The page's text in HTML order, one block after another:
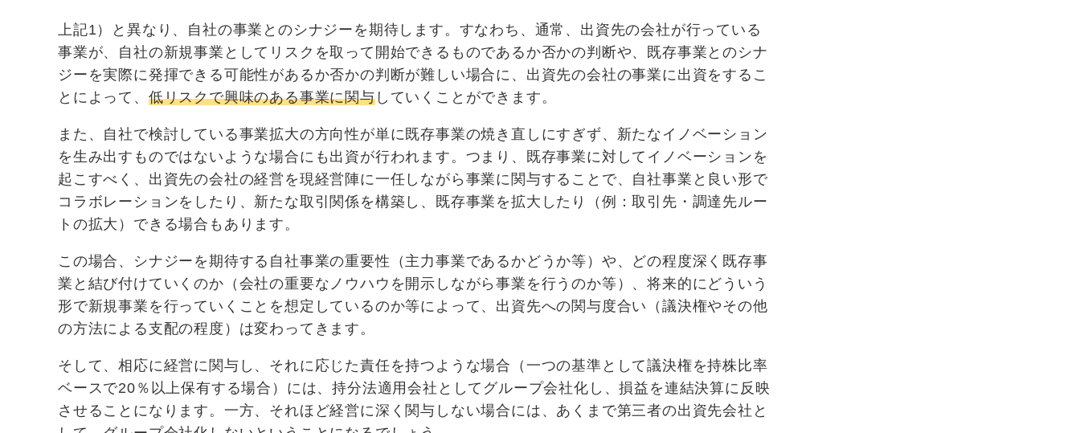
上記1）と異なり、自社の事業とのシナジーを期待します。すなわち、通常、出資先の会社が行っている
事業が、自社の新規事業としてリスクを取って開始できるものであるか否かの判断や、既存事業とのシナ
ジーを実際に発揮できる可能性があるか否かの判断が難しい場合に、出資先の会社の事業に出資をするこ
とによって、 低リスクで興味のある事業に関与していくことができます。
また、自社で検討している事業拡大の方向性が単に既存事業の焼き直しにすぎず、新たなイノベーション
を生み出すものではないような場合にも出資が行われます。つまり、既存事業に対してイノベーションを
起こすべく、出資先の会社の経営を現経営陣に一任しながら事業に関与することで、自社事業と良い形で
コラボレーションをしたり、新たな取引関係を構築し、既存事業を拡大したり（例：取引先・調達先ルー
トの拡大）できる場合もあります。
この場合、シナジーを期待する自社事業の重要性（主力事業であるかどうか等）や、どの程度深く既存事
業と結び付けていくのか（会社の重要なノウハウを開示しながら事業を行うのか等）、将来的にどういう
形で新規事業を行っていくことを想定しているのか等によって、出資先への関与度合い（議決権やその他
の方法による支配の程度）は変わってきます。
そして、相応に経営に関与し、それに応じた責任を持つような場合（一つの基準として議決権を持株比率
ベースで20％以上保有する場合）には、持分法適用会社としてグループ会社化し、損益を連結決算に反映
させることになります。一方、それほど経営に深く関与しない場合には、あくまで第三者の出資先会社と